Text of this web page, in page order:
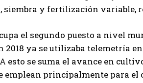
y fertilización variable,
el segundo puesto a nivel
2018 ya se utilizaba telemetría
esto se suma el avance en
emplean principalmente para el